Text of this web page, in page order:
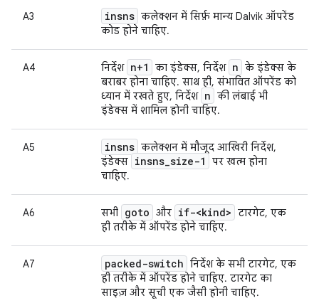
A3 insns कलेक्शन में सिर्फ़ मान्य Dalvik ऑपरेंड
कोड होने चाहिए.
A4 निर्देश n+1 का इंडेक्स, निर्देश n के इंडेक्स के
बराबर होना चाहिए. साथ ही, संभावित ऑपरेंड को
ध्यान में रखते हुए, निर्देश n की लंबाई भी
इंडेक्स में शामिल होनी चाहिए.
A5 insns कलेक्शन में मौजूद आखिरी निर्देश,
इंडेक्स insns_size-1
पर खत्म होना
चाहिए.
A6 सभी goto और if-<kind> टारगेट, एक
ही तरीके में ऑपरेंड होने चाहिए.
A7 packed-switch निर्देश के सभी टारगेट, एक
ही तरीके में ऑपरेंड होने चाहिए. टारगेट का
साइज़ और सूची एक जैसी होनी चाहिए.